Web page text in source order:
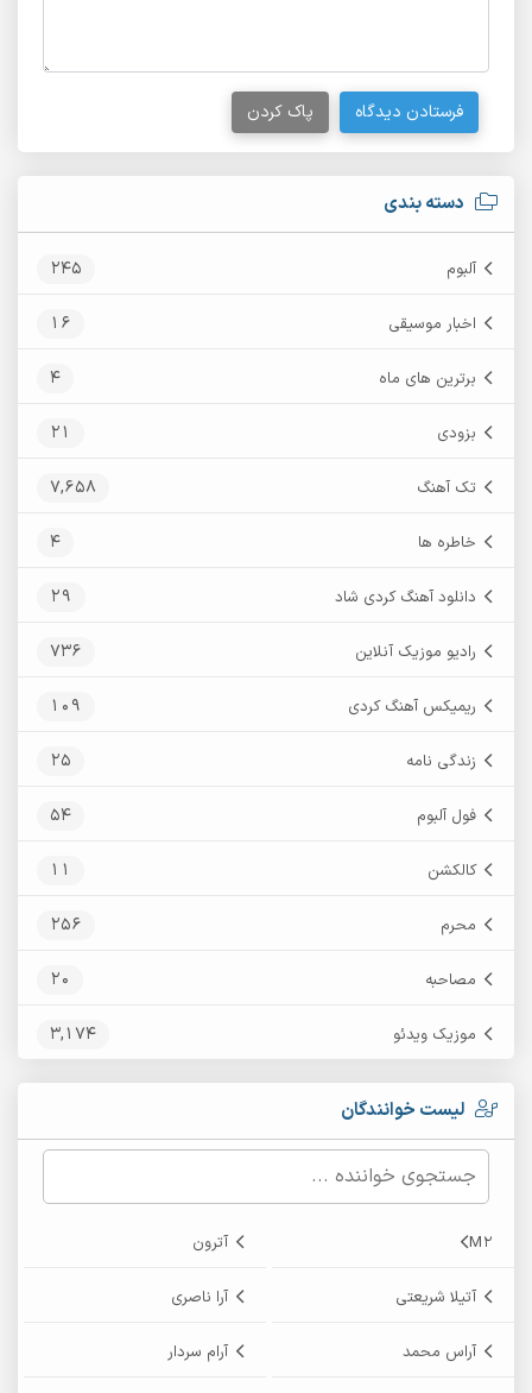
دسته بندی
آلبوم 245
اخبار موسیقی 16
برترین های ماه 4
بزودی 21
تک آهنگ 7,658
خاطره ها 4
دانلود آهنگ کردی شاد 29
رادیو موزیک آنلاین 736
ریمیکس آهنگ کردی 109
زندگی نامه 25
فول آلبوم 54
کالکشن 11
محرم 256
مصاحبه 20
موزیک ویدئو 3,174
لیست خوانندگان
M2 آترون
آتیلا شریعتی آرا ناصری
آراس محمد آرام سردار
فرستادن دیدگاه پاک کردن